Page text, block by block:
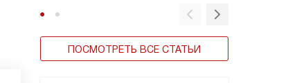
ПОСМОТРЕТЬ ВСЕ СТАТЬИ